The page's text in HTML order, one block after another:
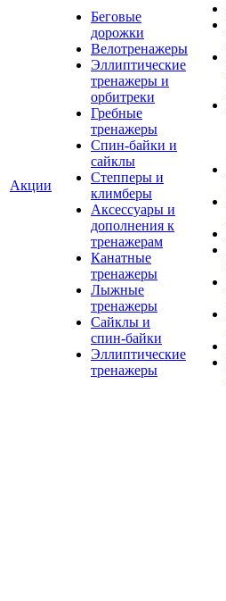
Акции
Беговые
дорожки
Велотренажеры
Эллиптические
тренажеры и
орбитреки
Гребные
тренажеры
Спин-байки и
сайклы
Степперы и
климберы
Аксессуары и
дополнения к
тренажерам
Канатные
тренажеры
Лыжные
тренажеры
Сайклы и
спин-байки
Эллиптические
тренажеры